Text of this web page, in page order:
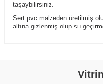
taşaybilirsiniz.
Sert pvc malzeden üretilmiş
altına gizlenmiş olup su